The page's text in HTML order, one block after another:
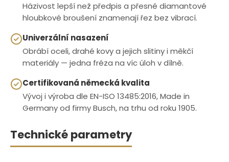
Házivost lepší než předpis a přesné diamantové
hloubkové broušení znamenají řez bez vibrací.
Univerzální nasazení
Obrábí oceli, drahé kovy a jejich slitiny i měkčí
materiály — jedna fréza na víc úloh v dílně.
Certifikovaná německá kvalita
Vývoj i výroba dle EN-ISO 13485:2016, Made in
Germany od firmy Busch, na trhu od roku 1905.
Technické parametry